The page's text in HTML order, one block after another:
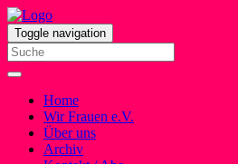
Toggle navigation
Home
Wir Frauen e.V.
Über uns
Archiv